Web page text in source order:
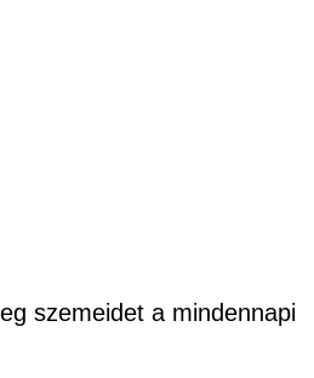
szemeidet a mindennapi